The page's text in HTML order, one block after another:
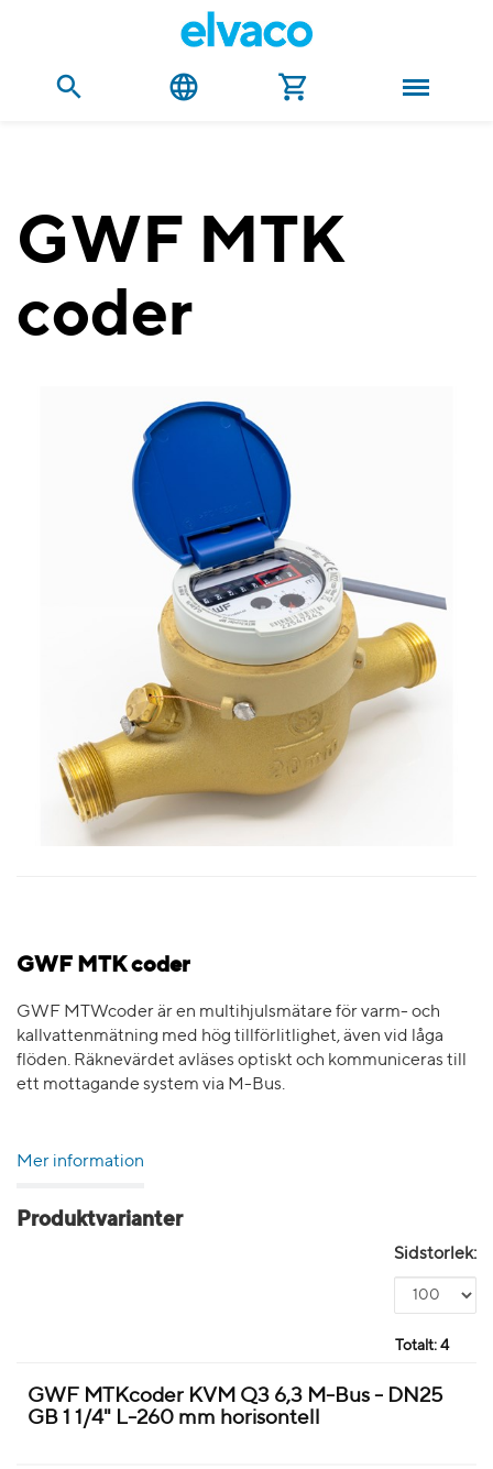
GWF MTK
coder
GWF MTK coder
GWF MTWcoder är en multihjulsmätare för varm- och
kallvattenmätning med hög tillförlitlighet, även vid låga
flöden. Räknevärdet avläses optiskt och kommuniceras till
ett mottagande system via M-Bus.
Mer information
Produktvarianter
Sidstorlek:
Totalt: 4
GWF MTKcoder KVM Q3 6,3 M-Bus - DN25
GB 1 1/4" L-260 mm horisontell